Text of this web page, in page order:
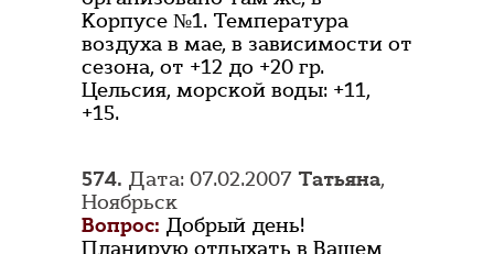
Корпусе №1. Температура
воздуха в мае, в зависимости от
сезона, от +12 до +20 гр.
Цельсия, морской воды: +11,
+15.
574. Дата: 07.02.2007 Татьяна,
Ноябрьск
Вопрос: Добрый день!
Планирую отдыхать в Вашем